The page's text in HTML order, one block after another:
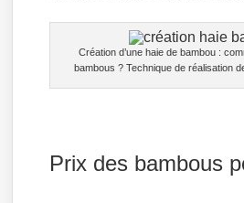
Création d’une haie de bambou :
bambous ? Technique de réalisation
Prix des bambous